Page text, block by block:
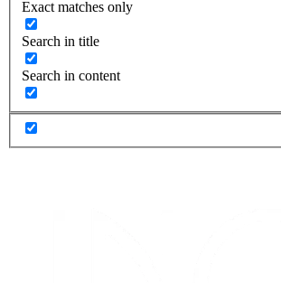
Exact matches only
Search in title
Search in content